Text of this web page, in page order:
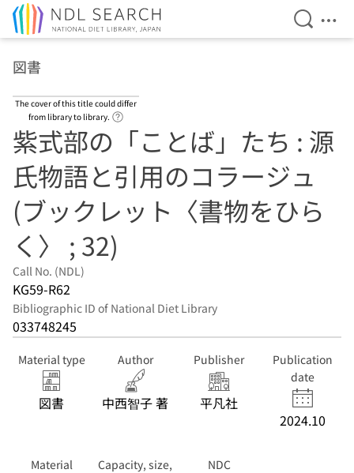
Open
図書
The cover of this title could differ
from library to library.
紫式部の「ことば」たち : 源
氏物語と引用のコラージュ
(ブックレット〈書物をひら
く〉 ; 32)
Call No. (NDL)
KG59-R62
Bibliographic ID of National Diet Library
033748245
Material type
図書
Author
中西智子 著
Publisher
平凡社
Publication
date
2024.10
Material
Capacity, size,
NDC